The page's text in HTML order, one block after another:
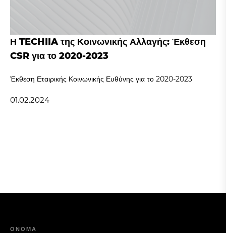
Η TECHIIA της Κοινωνικής Αλλαγής: Έκθεση
CSR για το 2020-2023
Έκθεση Εταιρικής Κοινωνικής Ευθύνης για το 2020-2023
01.02.2024
ΟΝΟΜΑ